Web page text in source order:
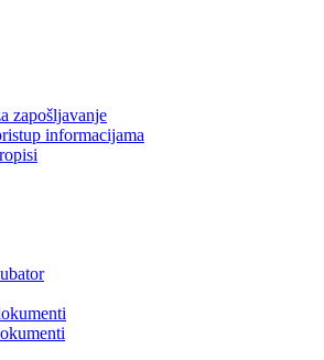
zapošljavanje
informacijama